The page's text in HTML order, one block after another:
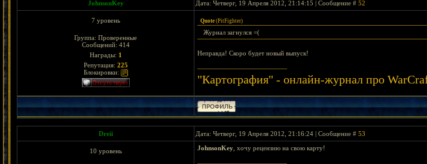
JohnsonKey Дата: Четверг, 19 Апреля 2012, 21:14:15 | Сообщение # 52
7 уровень
Группа: Проверенные
Сообщений: 414
Награды: 1
Репутация: 225
Блокировки:
Quote (PitFighter)
Журнал загнулся =(
Неправда! Скоро будет новый выпуск!
"Картография" - онлайн-журнал про
Dreii Дата: Четверг, 19 Апреля 2012, 21:16:24 | Сообщение # 53
10 уровень JohnsonKey , хочу рецензию на свою карту!